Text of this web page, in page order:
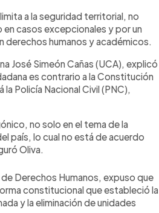
a la seguridad territorial, no
casos excepcionales y por un
humanos y académicos.
José Simeón Cañas (UCA), explicó
es contrario a la Constitución
Policía Nacional Civil (PNC),
no solo en el tema de la
país, lo cual no está de acuerdo
Oliva.
Derechos Humanos, expuso que
constitucional que estableció la
y la eliminación de unidades